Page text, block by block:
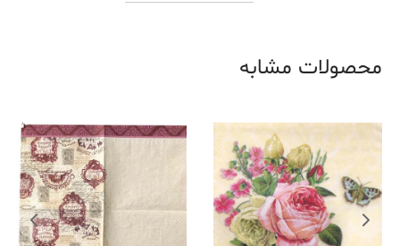
محصولات مشابه